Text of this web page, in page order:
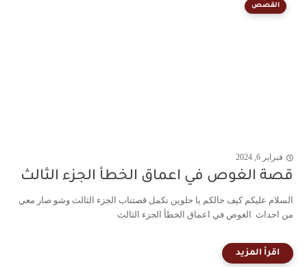
القصص
فبراير 6, 2024
قصة الغوص في اعماق الخطأ الجزء الثالث
السلام عليكم كيف حالكم يا حلوين نكمل قصتناب الجزء الثالث وشو صار معي
من احداث الغوص في اعماق الخطأ الجزء الثالث